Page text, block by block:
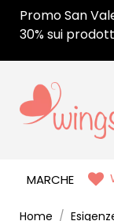
Promo San
30% sui
MARCHE
Home